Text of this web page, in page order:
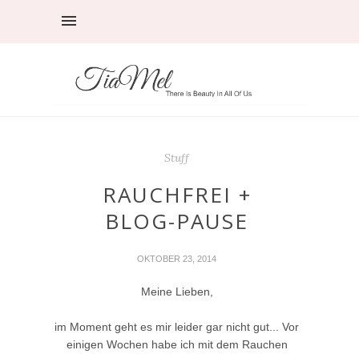
Stuff
RAUCHFREI +
BLOG-PAUSE
OKTOBER 23, 2014
Meine Lieben,
im Moment geht es mir leider gar nicht gut... Vor
einigen Wochen habe ich mit dem Rauchen